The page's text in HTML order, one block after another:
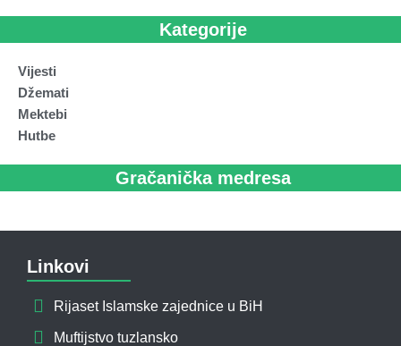
Kategorije
Vijesti
Džemati
Mektebi
Hutbe
Gračanička medresa
Linkovi
Rijaset Islamske zajednice u BiH
Muftijstvo tuzlansko